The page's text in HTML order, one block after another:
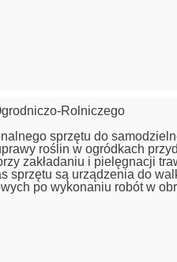
Rolniczego
sprzętu do
roślin w ogródkach
zakładaniu i pielęgnacji
sprzętu są urządzenia do
po wykonaniu robót w